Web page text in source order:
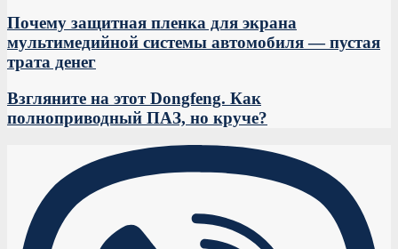
Почему защитная пленка для экрана
мультимедийной системы автомобиля — пустая
трата денег
Взгляните на этот Dongfeng. Как
полноприводный ПАЗ, но круче?